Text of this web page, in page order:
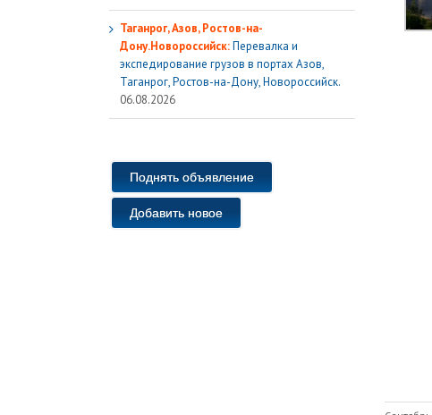
Таганрог, Азов, Ростов-на-
Дону.Новороссийск:Перевалка и
экспедирование грузов в портах Азов,
Таганрог, Ростов-на-Дону, Новороссийск.
06.08.2026
Поднять объявление
Добавить новое